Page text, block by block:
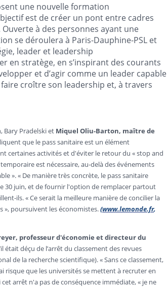
une nouvelle formation
est de créer un pont entre cadres
à des personnes ayant une
se déroulera à Paris-Dauphine-PSL et
leader et leadership
en stratège, en s’inspirant des courants
et d’agir comme un leader capable
croître son leadership et, à travers
Bary Pradelski et Miquel Oliu-Barton, maître de
que le pass sanitaire est un élément
certaines activités et d'éviter le retour du « stop and
est nécessaire, au-delà des événements
». « De manière très concrète, le pass sanitaire
30 juin, et de fournir l'option de remplacer partout
ils. « Ce serait la meilleure manière de concilier la
», poursuivent les économistes.(www.lemonde.fr,
professeur d'économie et directeur du
était déçu de l’arrêt du classement des revues
de la recherche scientifique). « Sans ce classement,
risque que les universités se mettent à recruter en
arrêt n'a pas de conséquence immédiate, « je ne